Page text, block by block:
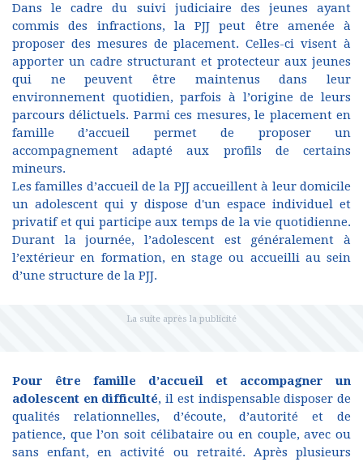
Dans le cadre du suivi judiciaire des jeunes ayant
commis des infractions, la PJJ peut être amenée à
proposer des mesures de placement. Celles-ci visent à
apporter un cadre structurant et protecteur aux jeunes
qui ne peuvent être maintenus dans leur
environnement quotidien, parfois à l’origine de leurs
parcours délictuels. Parmi ces mesures, le placement en
famille d’accueil permet de proposer un
accompagnement adapté aux profils de certains
mineurs.
Les familles d’accueil de la PJJ accueillent à leur domicile
un adolescent qui y dispose d'un espace individuel et
privatif et qui participe aux temps de la vie quotidienne.
Durant la journée, l’adolescent est généralement à
l’extérieur en formation, en stage ou accueilli au sein
d’une structure de la PJJ.
Pour être famille d’accueil et accompagner un
adolescent en difficulté, il est indispensable disposer de
qualités relationnelles, d’écoute, d’autorité et de
patience, que l’on soit célibataire ou en couple, avec ou
sans enfant, en activité ou retraité. Après plusieurs